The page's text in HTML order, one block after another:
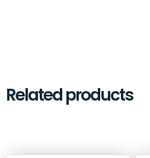
Related products